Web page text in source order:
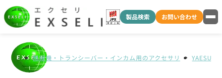
製品検索 お問い合わせ
無線機・トランシーバー・インカム用のアクセサリ YAESU(